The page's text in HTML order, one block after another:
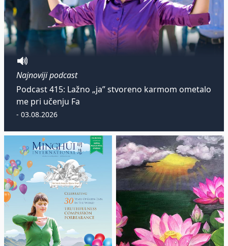
Najnoviji podcast
Podcast 415: Lažno „ja” stvoreno karmom ometalo
me pri učenju Fa
- 03.08.2026